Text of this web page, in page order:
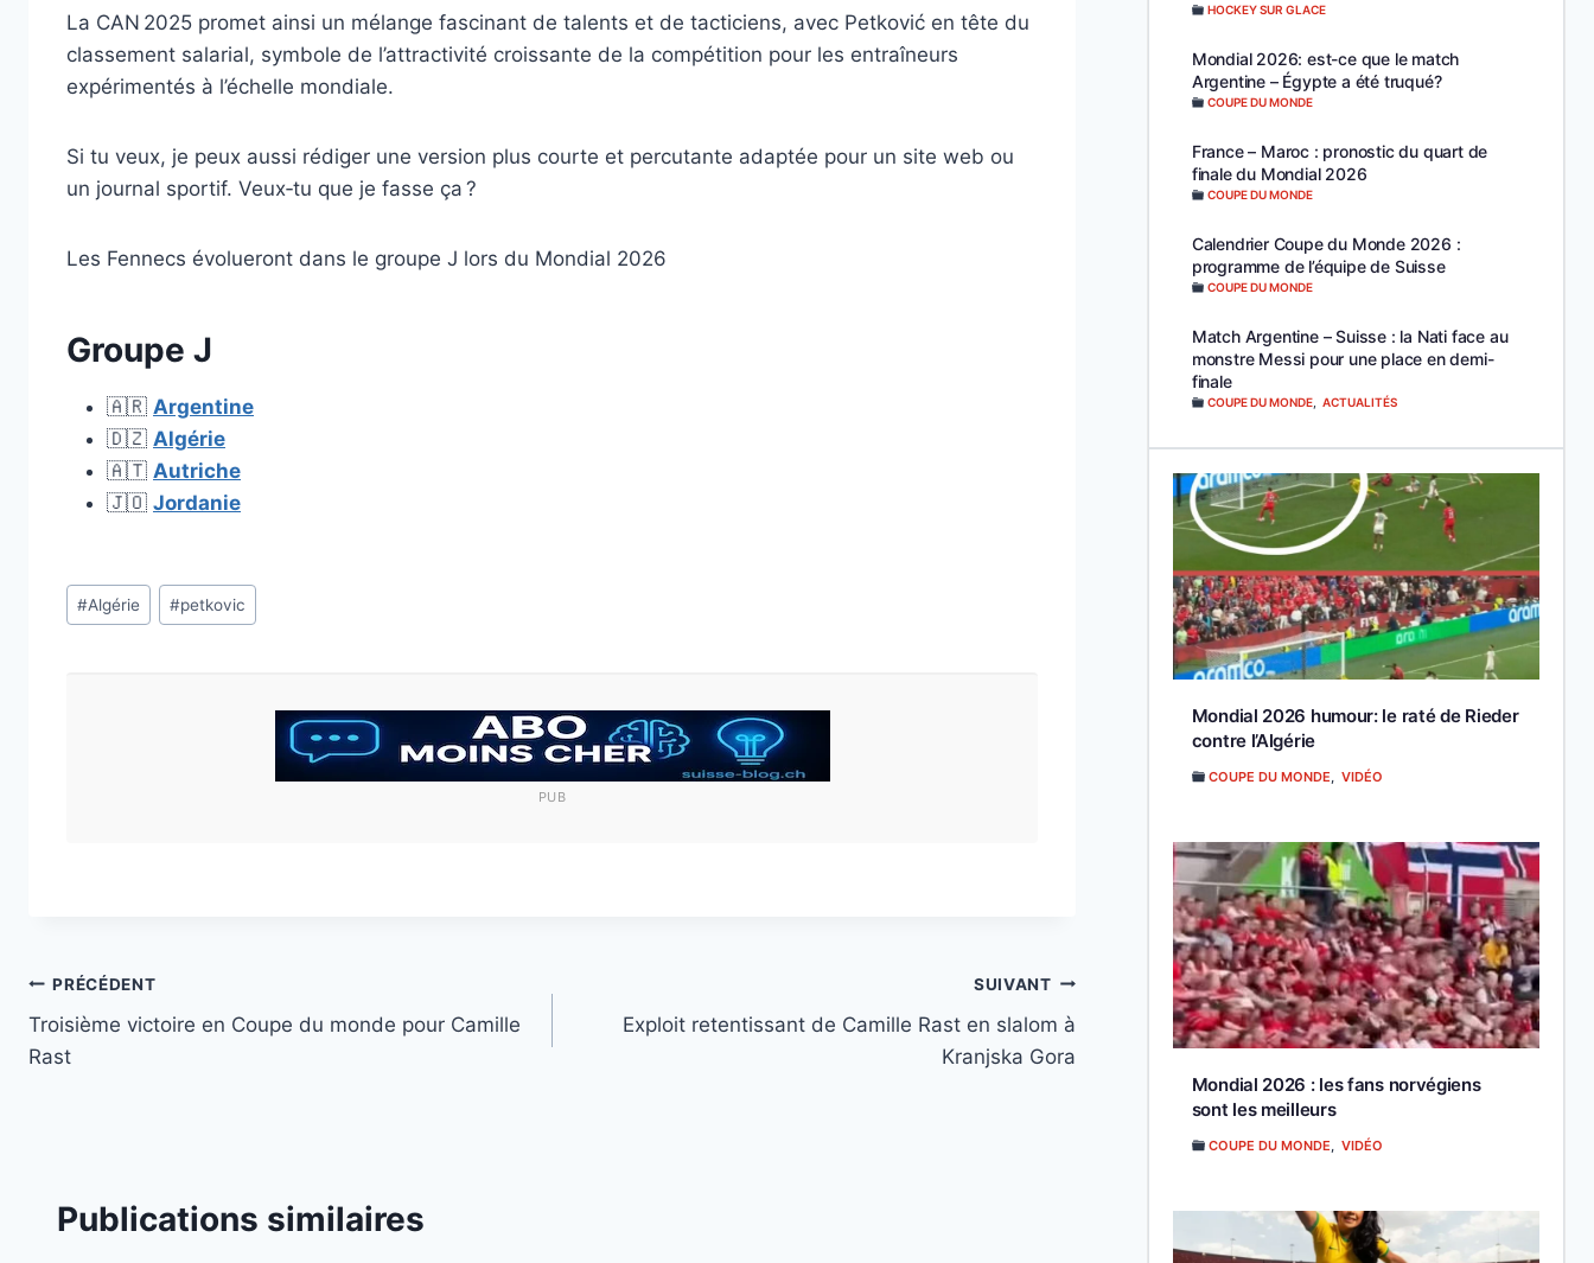
La CAN 2025 promet ainsi un mélange fascinant de talents et de tacticiens, avec Petković en tête du
classement salarial, symbole de l’attractivité croissante de la compétition pour les entraîneurs
expérimentés à l’échelle mondiale.
Si tu veux, je peux aussi rédiger une version plus courte et percutante adaptée pour un site web ou
un journal sportif. Veux‑tu que je fasse ça ?
Les Fennecs évolueront dans le groupe J lors du Mondial 2026
Groupe J
🇦🇷 Argentine
🇩🇿 Algérie
🇦🇹 Autriche
🇯🇴 Jordanie
Étiquettes
de
#Algérie #petkovic
PUB
Navigation
de
PRÉCÉDENT
Troisième victoire en Coupe du monde pour Camille
Rast
SUIVANT
Exploit retentissant de Camille Rast en slalom à
Kranjska Gora
Publications similaires
HOCKEY SUR GLACE
Mondial 2026: est-ce que le match
Argentine – Égypte a été truqué?
COUPE DU MONDE
France – Maroc : pronostic du quart de
finale du Mondial 2026
COUPE DU MONDE
Calendrier Coupe du Monde 2026 :
programme de l’équipe de Suisse
COUPE DU MONDE
Match Argentine – Suisse : la Nati face au
monstre Messi pour une place en demi-
finale
COUPE DU MONDE, ACTUALITÉS
Mondial 2026 humour: le raté de Rieder
contre l’Algérie
COUPE DU MONDE VIDÉO
Mondial 2026 : les fans norvégiens
sont les meilleurs
COUPE DU MONDE VIDÉO